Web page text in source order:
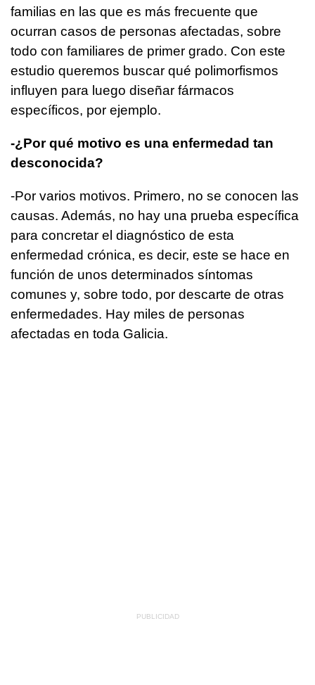
familias en las que es más frecuente que
ocurran casos de personas afectadas, sobre
todo con familiares de primer grado. Con este
estudio queremos buscar qué polimorfismos
influyen para luego diseñar fármacos
específicos, por ejemplo.
-¿Por qué motivo es una enfermedad tan
desconocida?
-Por varios motivos. Primero, no se conocen las
causas. Además, no hay una prueba específica
para concretar el diagnóstico de esta
enfermedad crónica, es decir, este se hace en
función de unos determinados síntomas
comunes y, sobre todo, por descarte de otras
enfermedades. Hay miles de personas
afectadas en toda Galicia.